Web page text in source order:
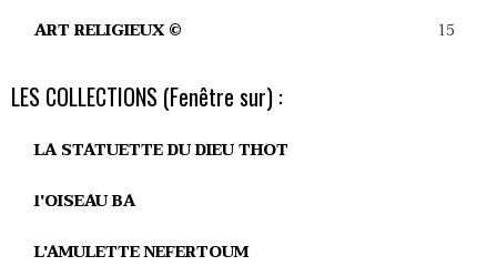
ART RELIGIEUX © 15
LES COLLECTIONS (Fenêtre sur) :
LA STATUETTE DU DIEU THOT
l'OISEAU BA
L'AMULETTE NEFERTOUM